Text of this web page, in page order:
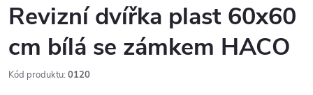
Revizní dvířka plast 60x60
cm bílá se zámkem HACO
Kód produktu: 0120